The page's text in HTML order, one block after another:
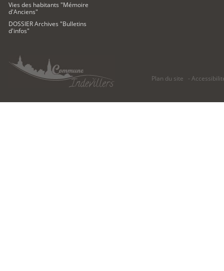
Vies des habitants "Mémoire
d'Anciens"
DOSSIER Archives "Bulletins
d'infos"
Plan du site